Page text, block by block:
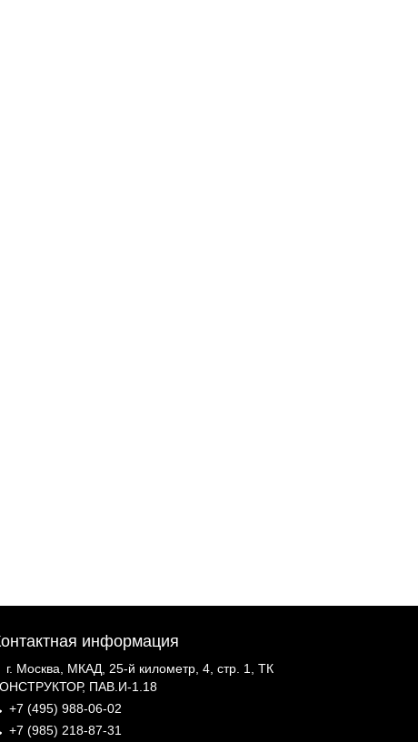
информация
г. Москва, МКАД, 25-й километр, 4, стр. 1, ТК
ПАВ.И-1.18
+7 (495) 988-06-02
+7 (985) 218-87-31